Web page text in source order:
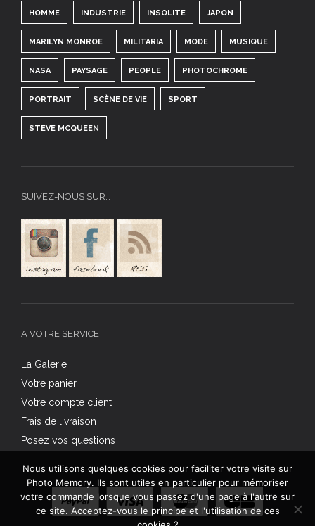
HOMME INDUSTRIE INSOLITE JAPON
MARILYN MONROE MILITARIA MODE MUSIQUE
NASA PAYSAGE PEOPLE PHOTOCHROME
PORTRAIT SCÈNE DE VIE SPORT
STEVE MCQUEEN
SUIVEZ-NOUS SUR…
A VOTRE SERVICE
La Galerie
Votre panier
Votre compte client
Frais de livraison
Posez vos questions
Nous utilisons quelques cookies pour faciliter votre visite sur
Photo Memory. Ils sont utiles en particulier pour mémoriser
votre commande lorsque vous passez d'une page à l'autre sur
ce site. Acceptez-vous le principe et l'utilisation de ces